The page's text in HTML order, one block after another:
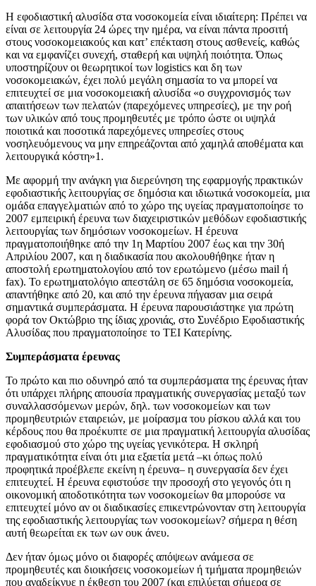
Η εφοδιαστική αλυσίδα στα νοσοκομεία είναι ιδιαίτερη: Πρέπει να
είναι σε λειτουργία 24 ώρες την ημέρα, να είναι πάντα προσιτή
στους νοσοκομειακούς και κατ’ επέκταση στους ασθενείς, καθώς
και να εμφανίζει συνεχή, σταθερή και υψηλή ποιότητα. Όπως
υποστηρίζουν οι θεωρητικοί των logistics και δη των
νοσοκομειακών, έχει πολύ μεγάλη σημασία το να μπορεί να
επιτευχτεί σε μια νοσοκομειακή αλυσίδα «ο συγχρονισμός των
απαιτήσεων των πελατών (παρεχόμενες υπηρεσίες), με την ροή
των υλικών από τους προμηθευτές με τρόπο ώστε οι υψηλά
ποιοτικά και ποσοτικά παρεχόμενες υπηρεσίες στους
νοσηλευόμενους να μην επηρεάζονται από χαμηλά αποθέματα και
λειτουργικά κόστη»1.
Με αφορμή την ανάγκη για διερεύνηση της εφαρμογής πρακτικών
εφοδιαστικής λειτουργίας σε δημόσια και ιδιωτικά νοσοκομεία, μια
ομάδα επαγγελματιών από το χώρο της υγείας πραγματοποίησε το
2007 εμπειρική έρευνα των διαχειριστικών μεθόδων εφοδιαστικής
λειτουργίας των δημόσιων νοσοκομείων. Η έρευνα
πραγματοποιήθηκε από την 1η Μαρτίου 2007 έως και την 30ή
Απριλίου 2007, και η διαδικασία που ακολουθήθηκε ήταν η
αποστολή ερωτηματολογίου από τον ερωτώμενο (μέσω mail ή
fax). Το ερωτηματολόγιο απεστάλη σε 65 δημόσια νοσοκομεία,
απαντήθηκε από 20, και από την έρευνα πήγασαν μια σειρά
σημαντικά συμπεράσματα. Η έρευνα παρουσιάστηκε για πρώτη
φορά τον Οκτώβριο της ίδιας χρονιάς, στο Συνέδριο Εφοδιαστικής
Αλυσίδας που πραγματοποίησε το ΤΕΙ Κατερίνης.
Συμπεράσματα έρευνας
Το πρώτο και πιο οδυνηρό από τα συμπεράσματα της έρευνας ήταν
ότι υπάρχει πλήρης απουσία πραγματικής συνεργασίας μεταξύ των
συναλλασσόμενων μερών, δηλ. των νοσοκομείων και των
προμηθευτριών εταιρειών, με μοίρασμα του ρίσκου αλλά και του
κέρδους που θα προέκυπτε σε μια πραγματική λειτουργία αλυσίδας
εφοδιασμού στο χώρο της υγείας γενικότερα. Η σκληρή
πραγματικότητα είναι ότι μια εξαετία μετά –κι όπως πολύ
προφητικά προέβλεπε εκείνη η έρευνα– η συνεργασία δεν έχει
επιτευχτεί. Η έρευνα εφιστούσε την προσοχή στο γεγονός ότι η
οικονομική αποδοτικότητα των νοσοκομείων θα μπορούσε να
επιτευχτεί μόνο αν οι διαδικασίες επικεντρώνονταν στη λειτουργία
της εφοδιαστικής λειτουργίας των νοσοκομείων? σήμερα η θέση
αυτή θεωρείται εκ των ων ουκ άνευ.
Δεν ήταν όμως μόνο οι διαφορές απόψεων ανάμεσα σε
προμηθευτές και διοικήσεις νοσοκομείων ή τμήματα προμηθειών
που αναδείκνυε η έκθεση του 2007 (και επιλύεται σήμερα σε